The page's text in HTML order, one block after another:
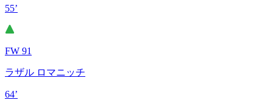
55’
FW 91
ラザル ロマニッチ
64’